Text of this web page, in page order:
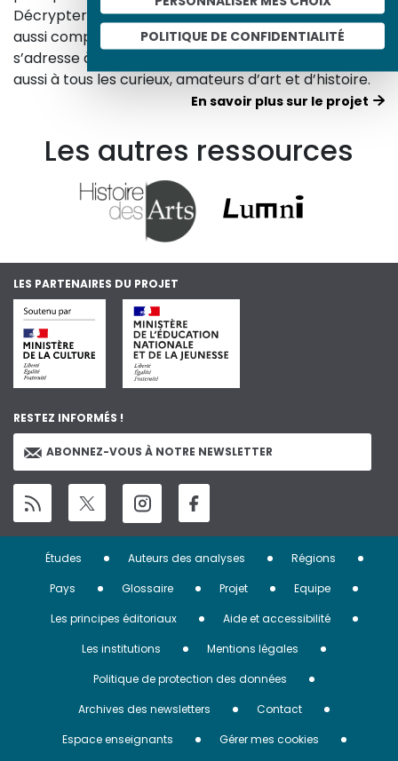
POLITIQUE DE CONFIDENTIALITÉ
Décrypter les images et les événements d’hier, c’est
aussi comprendre ceux d’aujourd’hui. Un site qui
s’adresse à tous, famille, enseignants, élèves… mais
aussi à tous les curieux, amateurs d’art et d’histoire.
En savoir plus sur le projet
Les autres ressources
LES PARTENAIRES DU PROJET
RESTEZ INFORMÉS !
ABONNEZ-VOUS À NOTRE NEWSLETTER
Menu
Pied
page
Études Auteurs des analyses
Régions
Pays
Glossaire Projet
Equipe
Les principes éditoriaux
Aide et accessibilité
Les institutions
Mentions légales
Politique de protection des données
Archives des newsletters
Contact
Espace enseignants
Gérer mes cookies